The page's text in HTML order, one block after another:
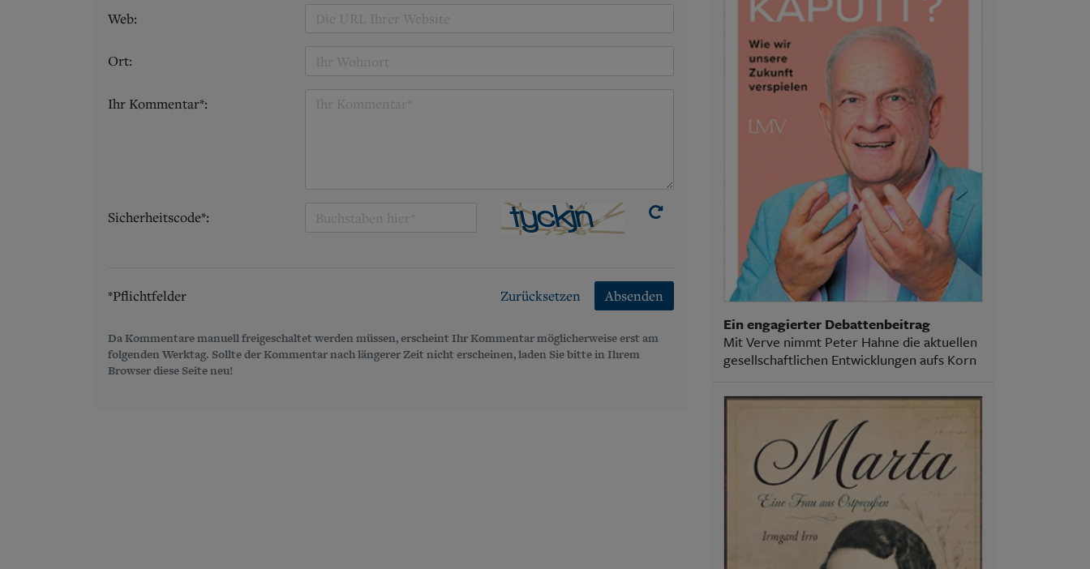
Web:
Ort:
Ihr Kommentar*:
Sicherheitscode*:
*Pflichtfelder Zurücksetzen Absenden
Da Kommentare manuell freigeschaltet werden müssen, erscheint Ihr Kommentar möglicherweise erst am
folgenden Werktag. Sollte der Kommentar nach längerer Zeit nicht erscheinen, laden Sie bitte in Ihrem
Browser diese Seite neu!
Ein engagierter Debattenbeitrag
Mit Verve nimmt Peter Hahne die aktuellen
gesellschaftlichen Entwicklungen aufs Korn